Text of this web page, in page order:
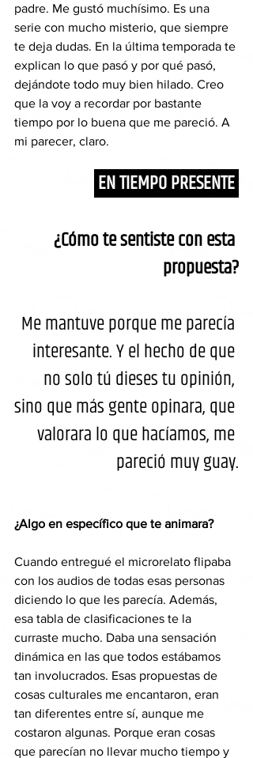
padre. Me gustó muchísimo. Es una
serie con mucho misterio, que siempre
te deja dudas. En la última temporada te
explican lo que pasó y por qué pasó,
dejándote todo muy bien hilado. Creo
que la voy a recordar por bastante
tiempo por lo buena que me pareció. A
mi parecer, claro.
EN TIEMPO PRESENTE
¿Cómo te sentiste con esta
propuesta?
Me mantuve porque me parecía
interesante. Y el hecho de que
no solo tú dieses tu opinión,
sino que más gente opinara, que
valorara lo que hacíamos, me
pareció muy guay.
¿Algo en específico que te animara?
Cuando entregué el microrelato flipaba
con los audios de todas esas personas
diciendo lo que les parecía. Además,
esa tabla de clasificaciones te la
curraste mucho. Daba una sensación
dinámica en las que todos estábamos
tan involucrados. Esas propuestas de
cosas culturales me encantaron, eran
tan diferentes entre sí, aunque me
costaron algunas. Porque eran cosas
que parecían no llevar mucho tiempo y